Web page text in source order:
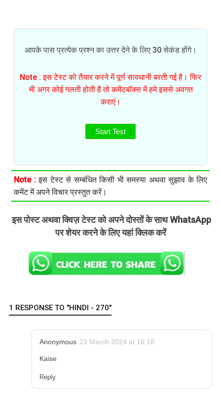
आपके पास प्रत्येक प्रश्न का उत्तर देने के लिए 30 सेकंड होंगे।
Note : इस टेस्ट को तैयार करने में पूर्ण सावधानी बरती गई है। फिर
भी अगर कोई गलती होती है तो कमेंटबॉक्स में हमे इससे अवगत
कराएं।
Start Test
Note :इस टेस्ट से सम्बंधित किसी भी समस्या अथवा सुझाव के लिए
कमेंट में अपने विचार प्रस्तुत करें।
.इस पोस्ट अथवा क्विज़ टेस्ट को अपने दोस्तों के साथ WhatsApp
पर शेयर करने के लिए यहां क्लिक करें
1 RESPONSE TO "HINDI - 270"
Anonymous 23 March 2024 at 16:18
Kaise
Reply